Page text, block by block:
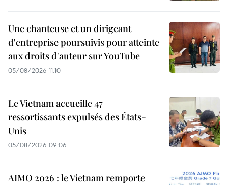
Une chanteuse et un dirigeant
d'entreprise poursuivis pour atteinte
aux droits d'auteur sur YouTube
05/08/2026 11:10
Le Vietnam accueille 47
ressortissants expulsés des États-
Unis
05/08/2026 09:06
AIMO 2026 : le Vietnam remporte